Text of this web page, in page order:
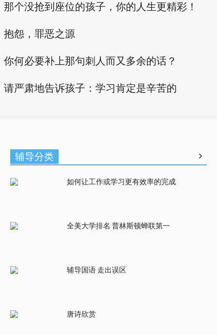
那个没抢到座位的孩子，你的人生更精彩！
抱怨，罪恶之源
你何必要补上那句刺人而又多余的话？
请严肃地告诉孩子：学习肯定是辛苦的
辅导分类
如何让工作或学习更有效率的完成
全美大学排名 普林斯顿蝉联第一
辅导国语 走出误区
唐诗欣赏